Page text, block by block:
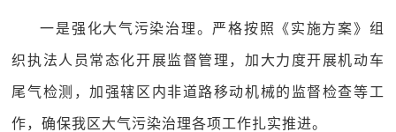
一是强化大气污染治理。严格按照《实施方案》组
织执法人员常态化开展监督管理，加大力度开展机动车
尾气检测，加强辖区内非道路移动机械的监督检查等工
作，确保我区大气污染治理各项工作扎实推进。